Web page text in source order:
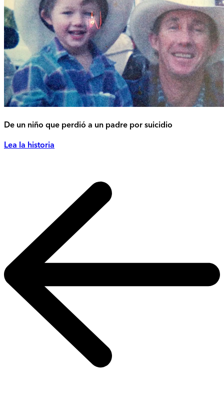
De un niño que perdió a un padre por suicidio
Lea la historia